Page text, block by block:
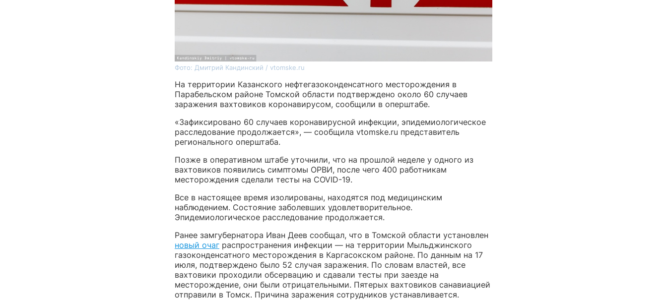
Фото: Дмитрий Кандинский / vtomske.ru
На территории Казанского нефтегазоконденсатного месторождения в
Парабельском районе Томской области подтверждено около 60 случаев
заражения вахтовиков коронавирусом, сообщили в оперштабе.
«Зафиксировано 60 случаев коронавирусной инфекции, эпидемиологическое
расследование продолжается», — сообщила vtomske.ru представитель
регионального оперштаба.
Позже в оперативном штабе уточнили, что на прошлой неделе у одного из
вахтовиков появились симптомы ОРВИ, после чего 400 работникам
месторождения сделали тесты на COVID-19.
Все в настоящее время изолированы, находятся под медицинским
наблюдением. Состояние заболевших удовлетворительное.
Эпидемиологическое расследование продолжается.
Ранее замгубернатора Иван Деев сообщал, что в Томской области установлен
новый очаг распространения инфекции — на территории Мыльджинского
газоконденсатного месторождения в Каргасокском районе. По данным на 17
июля, подтверждено было 52 случая заражения. По словам властей, все
вахтовики проходили обсервацию и сдавали тесты при заезде на
месторождение, они были отрицательными. Пятерых вахтовиков санавиацией
отправили в Томск. Причина заражения сотрудников устанавливается.